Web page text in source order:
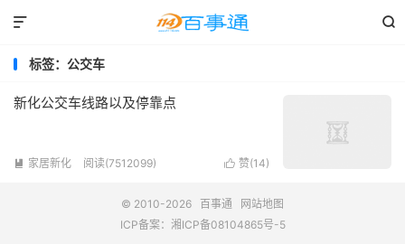


标签：公交车
新化公交车线路以及停靠点
 赞(14)
 家居新化 阅读(7512099)
© 2010-2026 百事通
网站地图
ICP备案： 湘ICP备08104865号-5